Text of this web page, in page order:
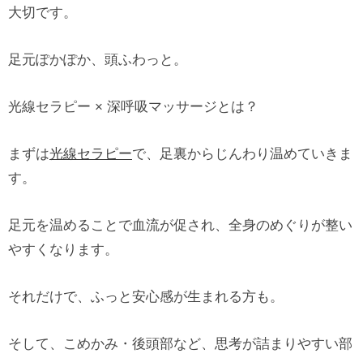
大切です。
足元ぽかぽか、頭ふわっと。
光線セラピー × 深呼吸マッサージとは？
まずは光線セラピーで、足裏からじんわり温めていきま
す。
足元を温めることで血流が促され、全身のめぐりが整い
やすくなります。
それだけで、ふっと安心感が生まれる方も。
そして、こめかみ・後頭部など、思考が詰まりやすい部